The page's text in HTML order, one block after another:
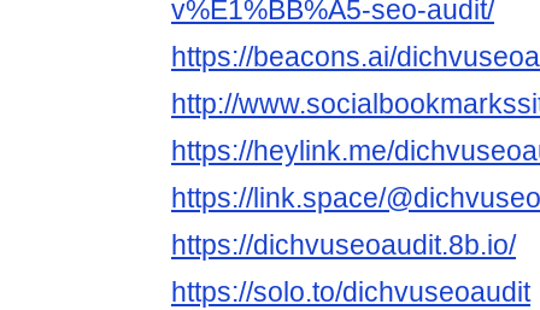
v%E1%BB%A5-seo-audit/
https://beacons.ai/
http://
https://heylink.me/
https://link.space/
https://dichvuseoaudit.8b.io/
https://solo.to/dichvuseoaudit